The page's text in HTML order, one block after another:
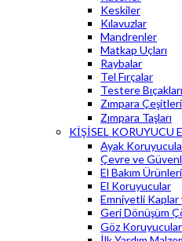
Keskiler
Kılavuzlar
Mandrenler
Matkap Uçları
Raybalar
Tel Fırçalar
Testere
Zımpara Çeşitleri
Zımpara Taşları
KİŞİSEL KORUYUCU
Ayak
Çevre ve
El Bakım Ürünleri
El Koruyucular
Emniyetli Kaplar
Geri Dönüşüm
Göz Koruyucular